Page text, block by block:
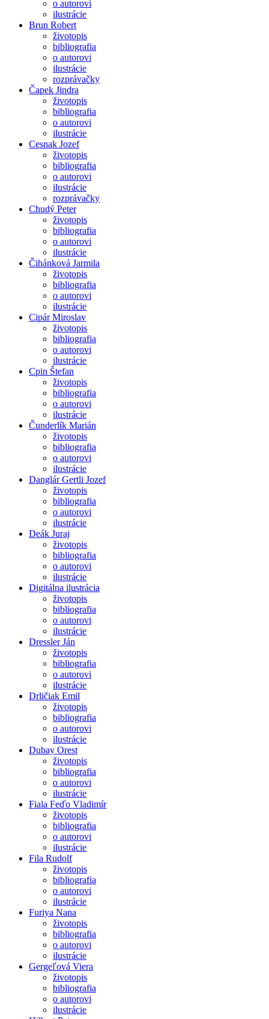
o autorovi
ilustrácie
Brun Robert
životopis
bibliografia
o autorovi
ilustrácie
rozprávačky
Čapek Jindra
životopis
bibliografia
o autorovi
ilustrácie
Cesnak Jozef
životopis
bibliografia
o autorovi
ilustrácie
rozprávačky
Chudý Peter
životopis
bibliografia
o autorovi
ilustrácie
Čihánková Jarmila
životopis
bibliografia
o autorovi
ilustrácie
Cipár Miroslav
životopis
bibliografia
o autorovi
ilustrácie
Cpin Štefan
životopis
bibliografia
o autorovi
ilustrácie
Čunderlík Marián
životopis
bibliografia
o autorovi
ilustrácie
Danglár Gertli Jozef
životopis
bibliografia
o autorovi
ilustrácie
Deák Juraj
životopis
bibliografia
o autorovi
ilustrácie
Digitálna ilustrácia
životopis
bibliografia
o autorovi
ilustrácie
Dressler Ján
životopis
bibliografia
o autorovi
ilustrácie
Drličiak Emil
životopis
bibliografia
o autorovi
ilustrácie
Dubay Orest
životopis
bibliografia
o autorovi
ilustrácie
Fiala Feďo Vladimír
životopis
bibliografia
o autorovi
ilustrácie
Fila Rudolf
životopis
bibliografia
o autorovi
ilustrácie
Furiya Nana
životopis
bibliografia
o autorovi
ilustrácie
Gergeľová Viera
životopis
bibliografia
o autorovi
ilustrácie